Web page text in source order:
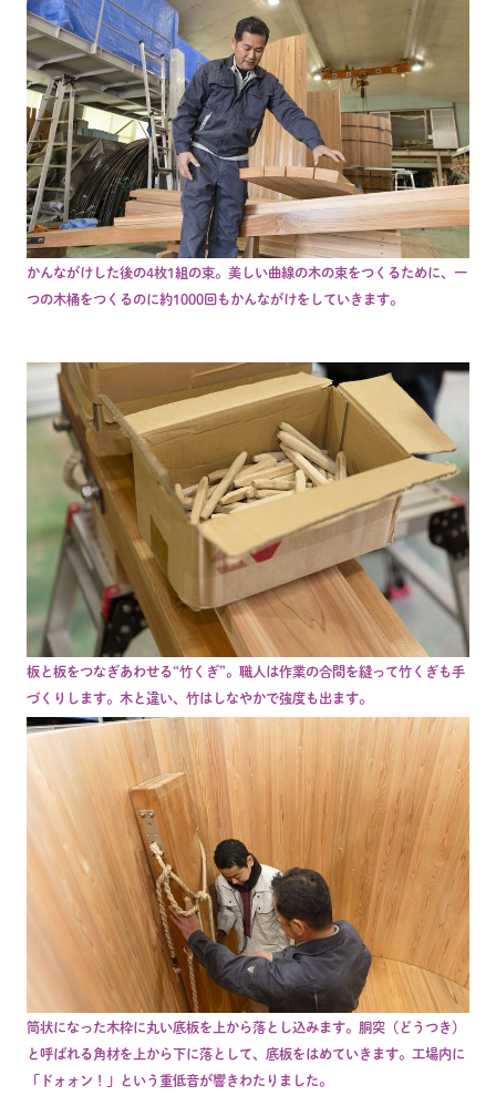
かんながけした後の4枚1組の束。美しい曲線の木の束をつくるために、一
つの木桶をつくるのに約1000回もかんながけをしていきます。
板と板をつなぎあわせる“竹くぎ”。職人は作業の合間を縫って竹くぎも手
づくりします。木と違い、竹はしなやかで強度も出ます。
筒状になった木枠に丸い底板を上から落とし込みます。胴突（どうつき）
と呼ばれる角材を上から下に落として、底板をはめていきます。工場内に
「ドォォン！」という重低音が響きわたりました。